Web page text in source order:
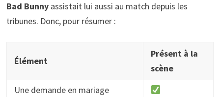
Bad Bunnyassistait lui aussi au match depuis les
tribunes. Donc, pour résumer :
Élément
Présent à la
scène
Une demande en mariage